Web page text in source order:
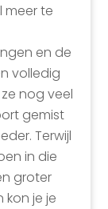
meer te
en de
volledig
nog veel
gemist
Terwijl
in die
groter
je je